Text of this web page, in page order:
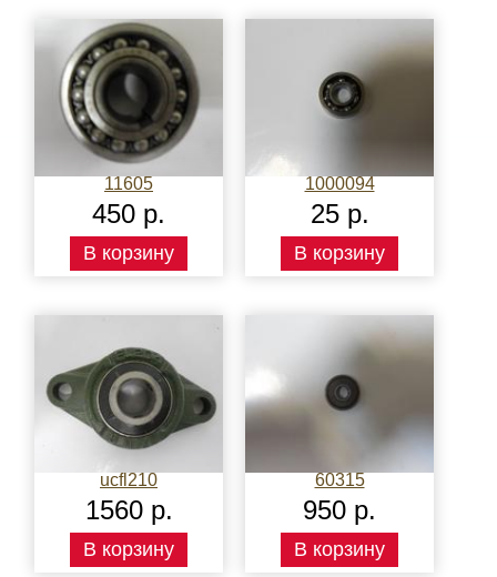
11605
450 р.
В корзину
1000094
25 р.
В корзину
ucfl210
1560 р.
В корзину
60315
950 р.
В корзину